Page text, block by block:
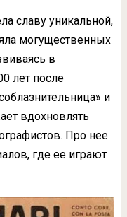
славу уникальной,
могущественных
в
лет после
и
вдохновлять
Про нее
где ее играют